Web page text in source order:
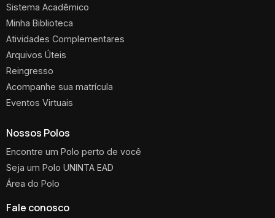
Sistema Acadêmico
Minha Biblioteca
Atividades Complementares
Arquivos Úteis
Reingresso
Acompanhe sua matrícula
Eventos Virtuais
Nossos Polos
Encontre um Polo perto de você
Seja um Polo UNINTA EAD
Área do Polo
Fale conosco